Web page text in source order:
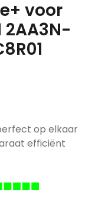
voor
2AA3N-
op elkaar
efficiënt